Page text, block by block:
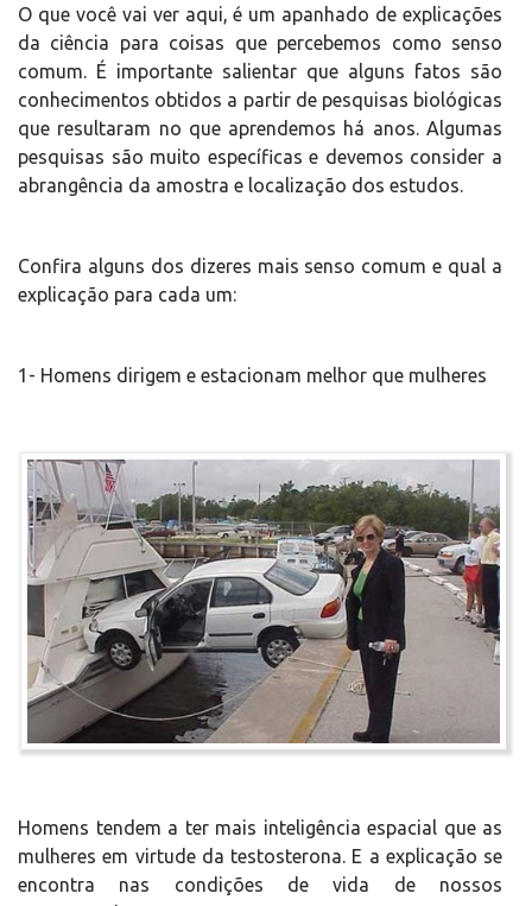
O que você vai ver aqui, é um apanhado de explicações
da ciência para coisas que percebemos como senso
comum. É importante salientar que alguns fatos são
conhecimentos obtidos a partir de pesquisas biológicas
que resultaram no que aprendemos há anos. Algumas
pesquisas são muito específicas e devemos consider a
abrangência da amostra e localização dos estudos.
Confira alguns dos dizeres mais senso comum e qual a
explicação para cada um:
1- Homens dirigem e estacionam melhor que mulheres
Homens tendem a ter mais inteligência espacial que as
mulheres em virtude da testosterona. E a explicação se
encontra nas condições de vida de nossos